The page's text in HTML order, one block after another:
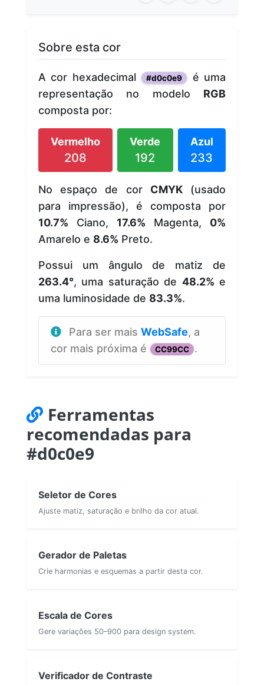
Sobre esta cor
A cor hexadecimal #d0c0e9
é uma
representação no modelo RGB
composta por:
Vermelho
208
Verde
192
Azul
233
No espaço de cor CMYK(usado
para impressão), é composta por
10.7% Ciano, 17.6% Magenta, 0%
Amarelo e 8.6% Preto.
Possui um ângulo de matiz de
263.4°, uma saturação de 48.2% e
uma luminosidade de 83.3%.
Para ser mais WebSafe, a
cor mais próxima é
CC99CC .
Ferramentas
recomendadas para
#d0c0e9
Seletor de Cores
Ajuste matiz, saturação e brilho da cor atual.
Gerador de Paletas
Crie harmonias e esquemas a partir desta cor.
Escala de Cores
Gere variações 50–900 para design system.
Verificador de Contraste